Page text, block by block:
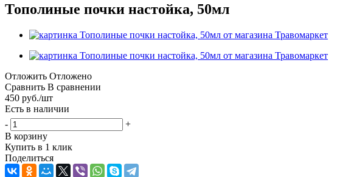
Тополиные почки настойка, 50мл
Отложить Отложено
Сравнить В сравнении
450 руб./шт
Есть в наличии
-
+
В корзину
Купить в 1 клик
Поделиться